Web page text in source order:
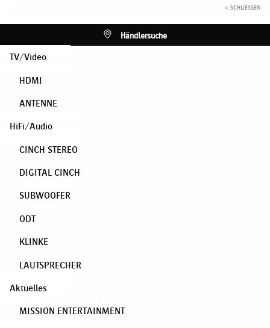
× SCHLIESSEN
Händlersuche
TV/Video
HDMI
ANTENNE
HiFi/Audio
CINCH STEREO
DIGITAL CINCH
SUBWOOFER
ODT
KLINKE
LAUTSPRECHER
Aktuelles
MISSION ENTERTAINMENT